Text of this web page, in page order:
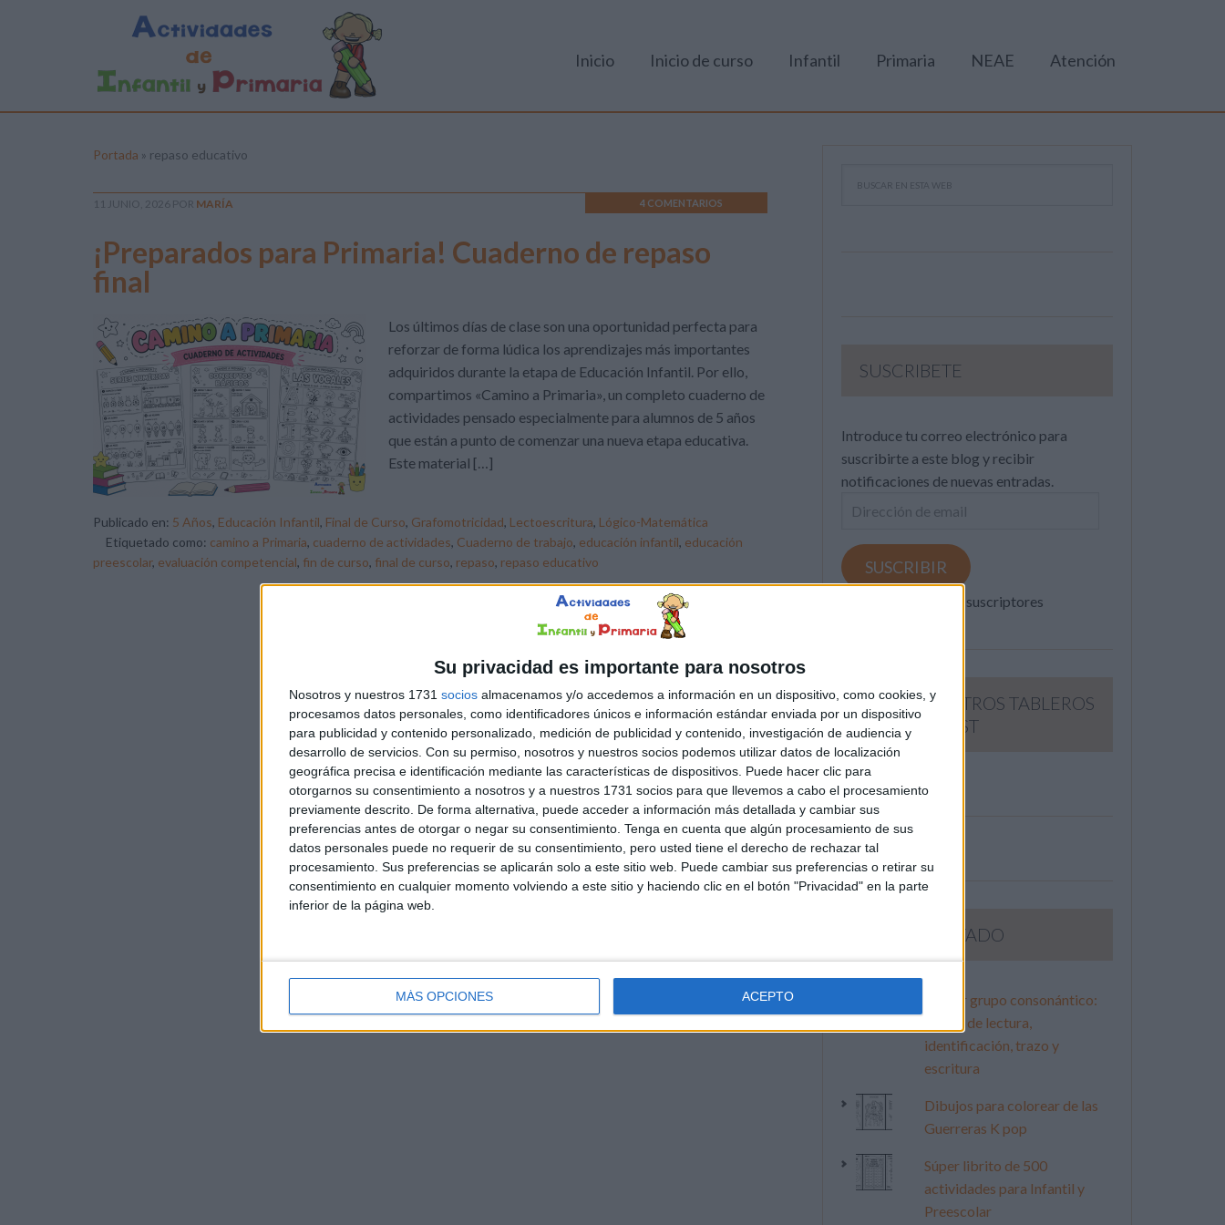
Su privacidad es importante para nosotros
Nosotros y nuestros 1731 socios almacenamos y/o accedemos a información en un dispositivo, como cookies, y
procesamos datos personales, como identificadores únicos e información estándar enviada por un dispositivo
para publicidad y contenido personalizado, medición de publicidad y contenido, investigación de audiencia y
desarrollo de servicios. Con su permiso, nosotros y nuestros socios podemos utilizar datos de localización
geográfica precisa e identificación mediante las características de dispositivos. Puede hacer clic para
otorgarnos su consentimiento a nosotros y a nuestros 1731 socios para que llevemos a cabo el procesamiento
previamente descrito. De forma alternativa, puede acceder a información más detallada y cambiar sus
preferencias antes de otorgar o negar su consentimiento. Tenga en cuenta que algún procesamiento de sus
datos personales puede no requerir de su consentimiento, pero usted tiene el derecho de rechazar tal
procesamiento. Sus preferencias se aplicarán solo a este sitio web. Puede cambiar sus preferencias o retirar su
consentimiento en cualquier momento volviendo a este sitio y haciendo clic en el botón "Privacidad" en la parte
inferior de la página web.
MÁS OPCIONES ACEPTO
Inicio Inicio de curso Infantil Primaria NEAE Atención
Portada » repaso educativo
11 JUNIO, 2026 POR MARÍA 4 COMENTARIOS
¡Preparados para Primaria! Cuaderno de repaso
final
Los últimos días de clase son una oportunidad perfecta para
reforzar de forma lúdica los aprendizajes más importantes
adquiridos durante la etapa de Educación Infantil. Por ello,
compartimos «Camino a Primaria», un completo cuaderno de
actividades pensado especialmente para alumnos de 5 años
que están a punto de comenzar una nueva etapa educativa.
Este material […]
Publicado en: 5 Años, Educación Infantil, Final de Curso, Grafomotricidad, Lectoescritura, Lógico-Matemática
Etiquetado como: camino a Primaria, cuaderno de actividades, Cuaderno de trabajo, educación infantil, educación
preescolar, evaluación competencial, fin de curso, final de curso, repaso, repaso educativo
SUSCRIBETE
Introduce tu correo electrónico para
suscribirte a este blog y recibir
notificaciones de nuevas entradas.
Dirección
email
SUSCRIBIR
Únete a otros 371K suscriptores
SIGUE NUESTROS TABLEROS
EN PINTEREST
LO MÁS VISITADO
Primer grupo consonántico:
Fichas de lectura,
identificación, trazo y
escritura
Dibujos para colorear de las
Guerreras K pop
Súper librito de 500
actividades para Infantil y
Preescolar